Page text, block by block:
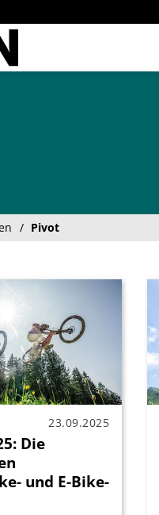
Pivot
23.09.2025
Die
und E-Bike-